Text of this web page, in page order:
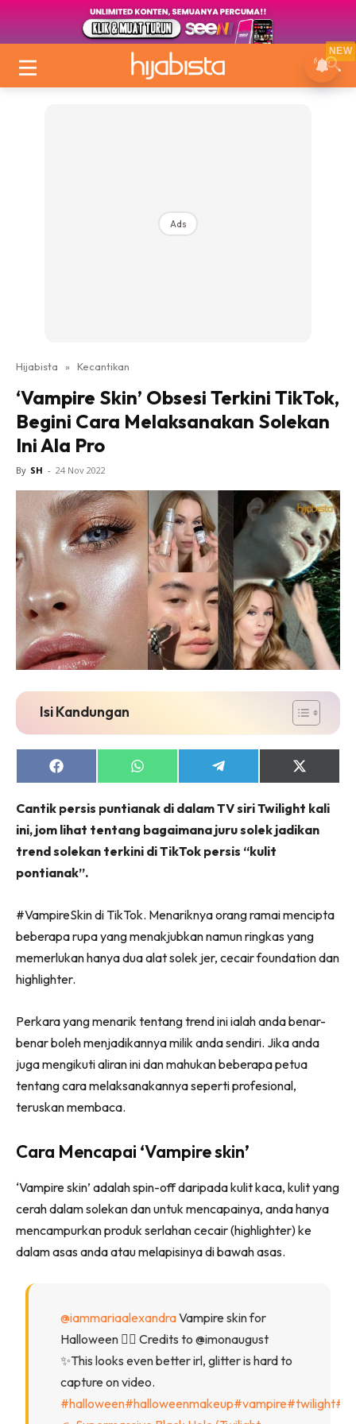
Ads
Hijabista » Kecantikan
‘Vampire Skin’ Obsesi Terkini TikTok,
Begini Cara Melaksanakan Solekan
Ini Ala Pro
By SH - 24 Nov 2022
Isi Kandungan
Share
on
Share
on
Share
on
Share
on
(Twitter)
Cantik persis puntianak di dalam TV siri Twilight kali
ini, jom lihat tentang bagaimana juru solek jadikan
trend solekan terkini di TikTok persis “kulit
pontianak”.
#VampireSkin di TikTok. Menariknya orang ramai mencipta
beberapa rupa yang menakjubkan namun ringkas yang
memerlukan hanya dua alat solek jer, cecair foundation dan
highlighter.
Perkara yang menarik tentang trend ini ialah anda benar-
benar boleh menjadikannya milik anda sendiri. Jika anda
juga mengikuti aliran ini dan mahukan beberapa petua
tentang cara melaksanakannya seperti profesional,
teruskan membaca.
Cara Mencapai ‘Vampire skin’
‘Vampire skin’ adalah spin-off daripada kulit kaca, kulit yang
cerah dalam solekan dan untuk mencapainya, anda hanya
mencampurkan produk serlahan cecair (highlighter) ke
dalam asas anda atau melapisinya di bawah asas.
@iammariaalexandraVampire skin for
Halloween 🧛‍♀️ Credits to @imonaugust
✨This looks even better irl, glitter is hard to
capture on video.
#halloween#halloweenmakeup#vampire#twilight
NEW